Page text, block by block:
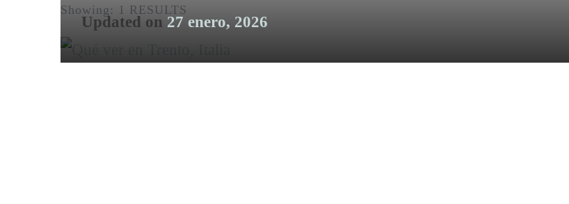
Showing: 1 RESULTS
Updated on 27 enero, 2026